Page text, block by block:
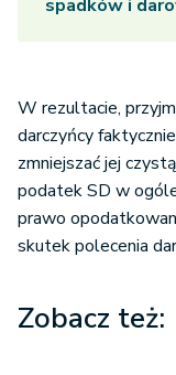
spadków i
W rezultacie,
darczyńcy
zmniejszać jej
podatek SD w
prawo
skutek polecenia
Zobacz też: